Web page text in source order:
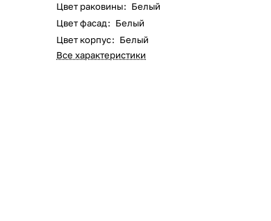
Цвет раковины: Белый
Цвет фасад: Белый
Цвет корпус: Белый
Все характеристики